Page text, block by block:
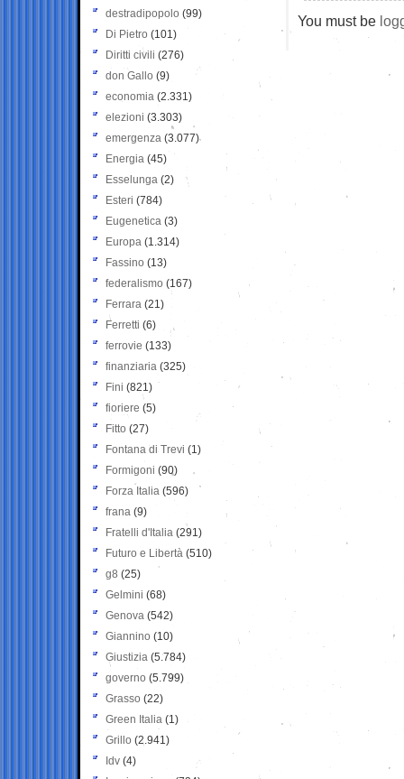
You must be
destradipopolo (99)
Di Pietro (101)
Diritti civili (276)
don Gallo (9)
economia (2.331)
elezioni (3.303)
emergenza (3.077)
Energia (45)
Esselunga (2)
Esteri (784)
Eugenetica (3)
Europa (1.314)
Fassino (13)
federalismo (167)
Ferrara (21)
Ferretti (6)
ferrovie (133)
finanziaria (325)
Fini (821)
fioriere (5)
Fitto (27)
Fontana di Trevi (1)
Formigoni (90)
Forza Italia (596)
frana (9)
Fratelli d'Italia (291)
Futuro e Libertà (510)
g8 (25)
Gelmini (68)
Genova (542)
Giannino (10)
Giustizia (5.784)
governo (5.799)
Grasso (22)
Green Italia (1)
Grillo (2.941)
Idv (4)